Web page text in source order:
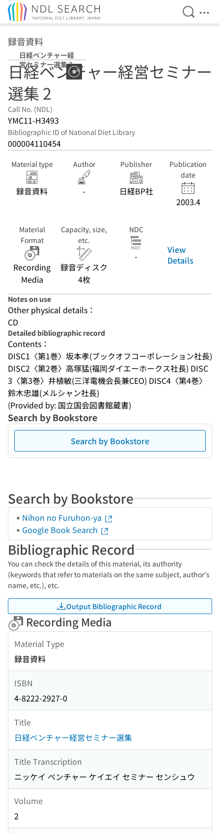
Open
録音資料
日経ベンチャー経
営セミナー選集 2
日経ベンチャー経営セミナー
選集 2
Call No. (NDL)
YMC11-H3493
Bibliographic ID of National Diet Library
000004110454
Material type
録音資料
Author
-
Publisher
日経BP社
Publication
date
2003.4
Material
Format
Recording
Media
Capacity, size,
etc.
録音ディスク
4枚
NDC
-
View
Details
Notes on use
Other physical details：
CD
Detailed bibliographic record
Contents：
DISC1〈第1巻〉坂本孝(ブックオフコーポレーション社長)
DISC2〈第2巻〉高塚猛(福岡ダイエーホークス社長) DISC
3〈第3巻〉井植敏(三洋電機会長兼CEO) DISC4〈第4巻〉
鈴木忠雄(メルシャン社長)
(Provided by: 国立国会図書館蔵書)
Search by Bookstore
Search by Bookstore
Search by Bookstore
Nihon no Furuhon-ya
Google Book Search
Bibliographic Record
You can check the details of this material, its authority
(keywords that refer to materials on the same subject, author's
name, etc.), etc.
Output Bibliographic Record
Recording Media
Material Type
録音資料
ISBN
4-8222-2927-0
Title
日経ベンチャー経営セミナー選集
Title Transcription
ニッケイ ベンチャー ケイエイ セミナー センシュウ
Volume
2